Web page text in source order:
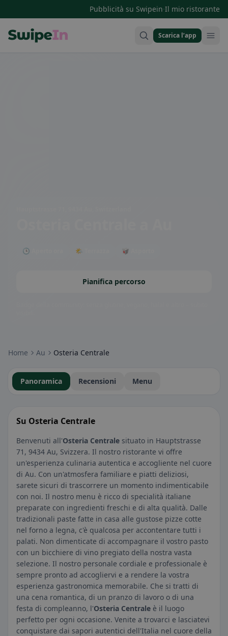
Pubblicità su Swipein·Il mio ristorante
Scarica l’app
🕒 Aperto ora 🌤 Terrazza 🥡 Asporto
Pianifica percorso
Home Au Osteria Centrale
Panoramica Recensioni Menu
Su Osteria Centrale
Benvenuti all'Osteria Centrale situato in Hauptstrasse
71, 9434 Au, Svizzera. Il nostro ristorante vi offre
un'esperienza culinaria autentica e accogliente nel cuore
di Au. Con un'atmosfera familiare e piatti deliziosi,
sarete sicuri di trascorrere un momento indimenticabile
con noi. Il nostro menu è ricco di specialità italiane
preparate con ingredienti freschi e di alta qualità. Dalle
tradizionali paste fatte in casa alle gustose pizze cotte
nel forno a legna, c'è qualcosa per accontentare tutti i
palati. Non dimenticate di accompagnare il vostro pasto
con un bicchiere di vino pregiato della nostra vasta
selezione. Il nostro personale cordiale e professionale è
sempre pronto ad accogliervi e a rendere la vostra
esperienza gastronomica memorabile. Che si tratti di
una cena romantica, di un pranzo di lavoro o di una
festa di compleanno, l'Osteria Centrale è il luogo
perfetto per ogni occasione. Venite a trovarci e lasciatevi
conquistare dai sapori autentici dell'Italia nel cuore della